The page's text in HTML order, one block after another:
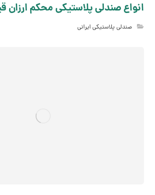
انواع صندلی پلاستیکی محکم ارزان
صندلی پلاستیکی ایرانی